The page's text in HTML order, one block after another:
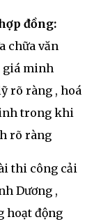
đồng:
chữa văn
giá minh
rõ ràng , hoá
trong khi
rõ ràng
thi công cải
Dương ,
hoạt động